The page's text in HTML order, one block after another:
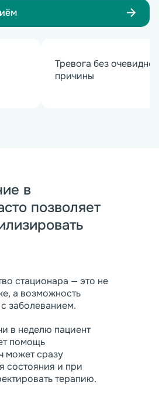
Тревога без
причины
в
позволяет
стационара — это не
а возможность
заболеванием.
в неделю пациент
помощь
может сразу
состояния и при
терапию.